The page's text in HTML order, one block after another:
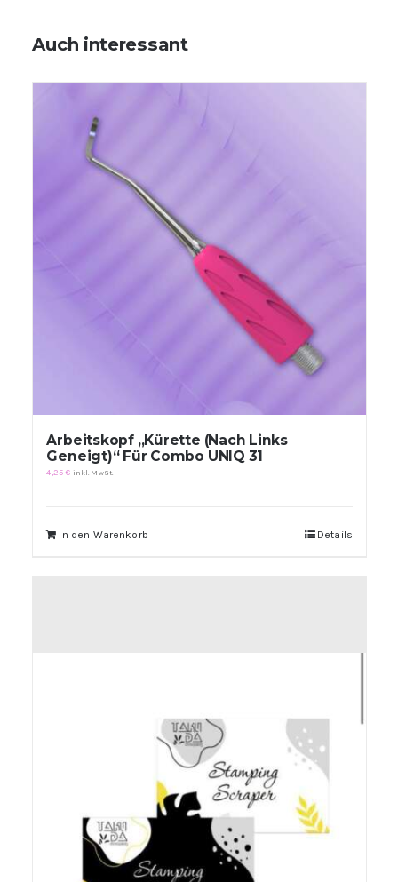
Auch interessant
Arbeitskopf „Kürette (Nach Links
Geneigt)“ Für Combo UNIQ 31
4,25€ inkl. MwSt.
In den Warenkorb Details